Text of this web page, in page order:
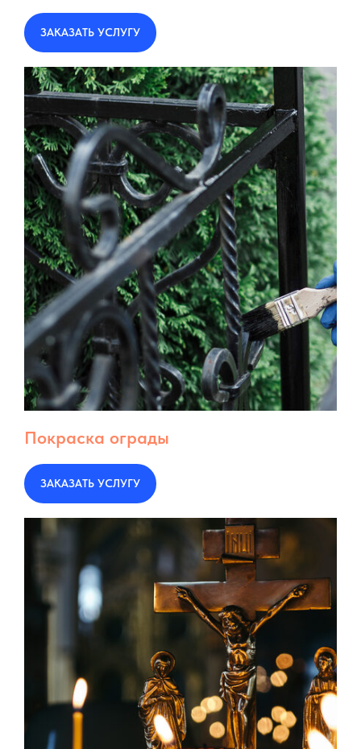
ЗАКАЗАТЬ УСЛУГУ
Покраска ограды
ЗАКАЗАТЬ УСЛУГУ